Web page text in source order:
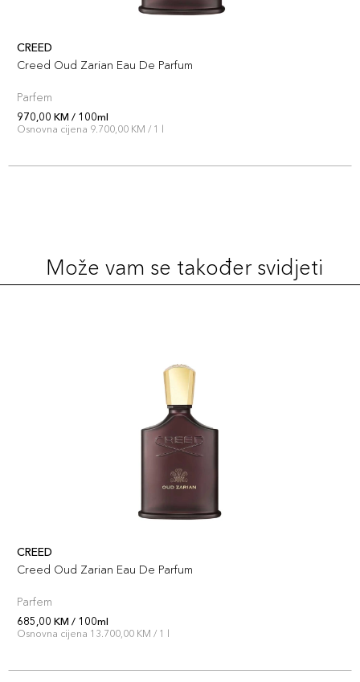
CREED
Creed Oud Zarian Eau De Parfum
Parfem
970,00 KM / 100ml
Osnovna cijena 9.700,00 KM / 1 l
Može vam se također svidjeti
CREED
Creed Oud Zarian Eau De Parfum
Parfem
685,00 KM / 100ml
Osnovna cijena 13.700,00 KM / 1 l